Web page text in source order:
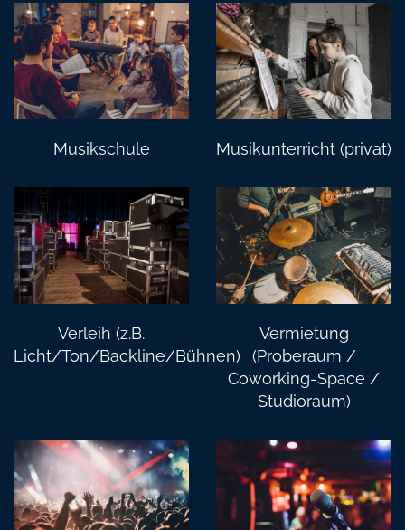
Musikschule Musikunterricht (privat)
Verleih (z.B.
Licht/Ton/Backline/Bühnen)
Vermietung
(Proberaum /
Coworking-Space /
Studioraum)